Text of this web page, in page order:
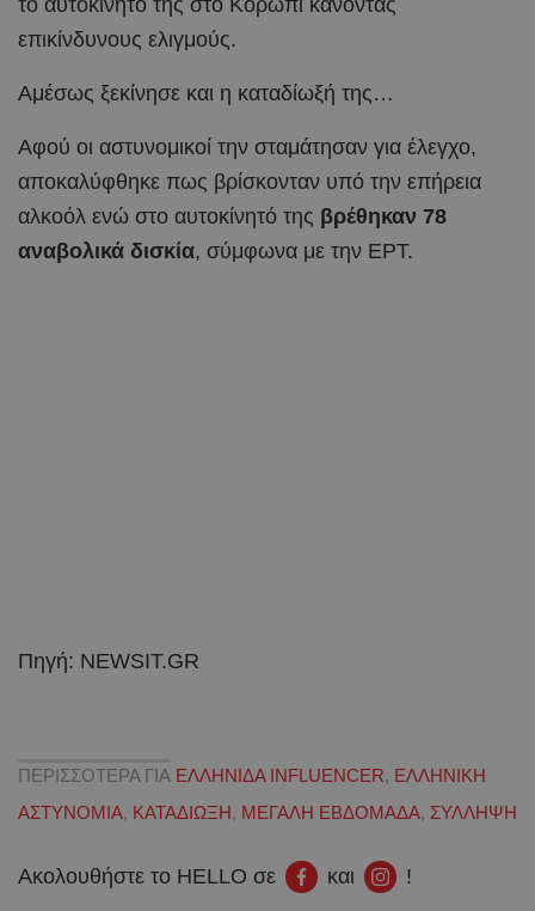
επικίνδυνους ελιγμούς.
Αμέσως ξεκίνησε και η καταδίωξή της…
Αφού οι αστυνομικοί την σταμάτησαν για έλεγχο,
αποκαλύφθηκε πως βρίσκονταν υπό την επήρεια
αλκοόλ ενώ στο αυτοκίνητό της βρέθηκαν 78
αναβολικά δισκία, σύμφωνα με την ΕΡΤ.
Πηγή: NEWSIT.GR
ΠΕΡΙΣΣΟΤΕΡΑ ΓΙΑ ΕΛΛΗΝΙΔΑ INFLUENCER, ΕΛΛΗΝΙΚΗ
ΑΣΤΥΝΟΜΙΑ, ΚΑΤΑΔΙΩΞΗ, ΜΕΓΑΛΗ ΕΒΔΟΜΑΔΑ, ΣΥΛΛΗΨΗ
Ακολουθήστε το HELLO σε και !